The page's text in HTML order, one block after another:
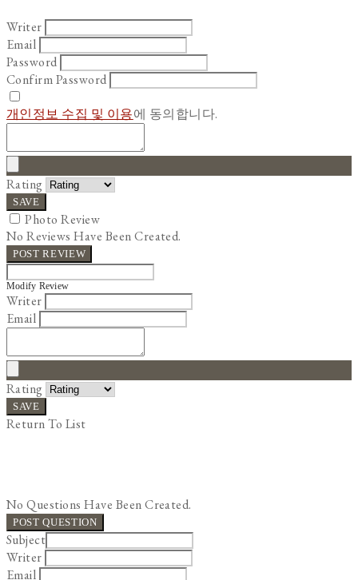
Writer
Email
Password
Confirm Password
개인정보 수집 및 이용에 동의합니다.
Rating
SAVE
Photo Review
No Reviews Have Been Created.
POST REVIEW
Modify Review
Writer
Email
Rating
SAVE
Return To List
No Questions Have Been Created.
POST QUESTION
Subject
Writer
Email